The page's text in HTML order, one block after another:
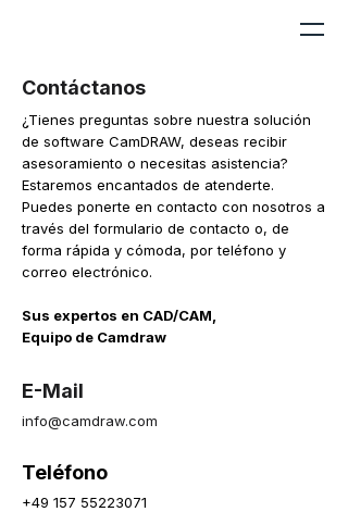
Contáctanos
¿Tienes preguntas sobre nuestra solución
de software CamDRAW, deseas recibir
asesoramiento o necesitas asistencia?
Estaremos encantados de atenderte.
Puedes ponerte en contacto con nosotros a
través del formulario de contacto o, de
forma rápida y cómoda, por teléfono y
correo electrónico.
Sus expertos en CAD/CAM,
Equipo de Camdraw
E-Mail
info@camdraw.com
Teléfono
+49 157 55223071